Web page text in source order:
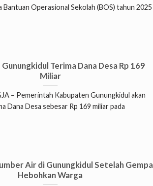
Bantuan Operasional Sekolah (BOS) tahun 2025
Gunungkidul Terima Dana Desa Rp 169
Miliar
– Pemerintah Kabupaten Gunungkidul akan
Dana Desa sebesar Rp 169 miliar pada
Air di Gunungkidul Setelah Gempa
Hebohkan Warga